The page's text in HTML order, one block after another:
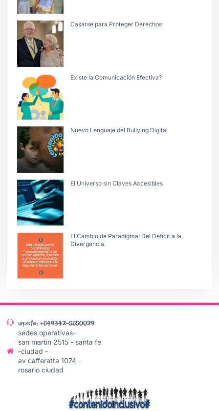
Casarse para Proteger Derechos
Existe la Comunicación Efectiva?
Nuevo Lenguaje del Bullying Digital
El Universo sin Claves Accesibles
El Cambio de Paradigma: Del Déficit a la
Divergencia.
wpsfe: +549342-5550029
sedes operativas-
san martin 2515 - santa fe
-ciudad -
av cafferatta 1074 -
rosario ciudad